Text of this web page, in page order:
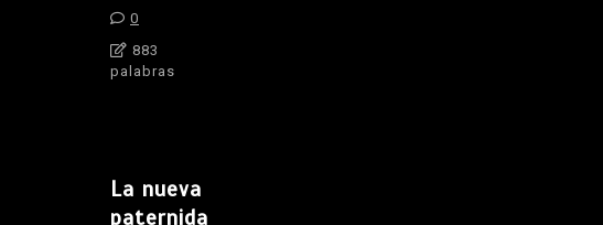
0
883
palabras
La nueva
paternida